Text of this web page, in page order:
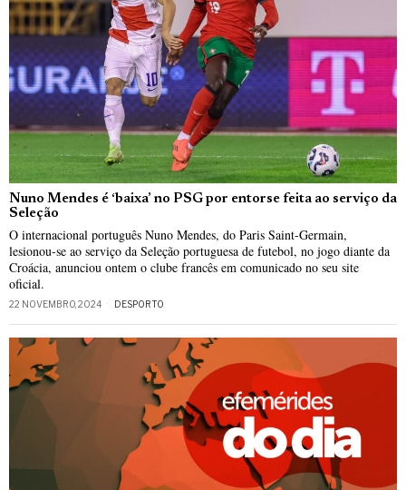
Nuno Mendes é ‘baixa’ no PSG por entorse feita ao serviço da
Seleção
O internacional português Nuno Mendes, do Paris Saint-Germain,
lesionou-se ao serviço da Seleção portuguesa de futebol, no jogo diante da
Croácia, anunciou ontem o clube francês em comunicado no seu site
oficial.
22 NOVEMBRO, 2024 DESPORTO